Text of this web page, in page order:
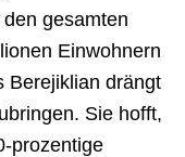
gesamten
Einwohnern
Berejiklian drängt
Sie hofft,
prozentige